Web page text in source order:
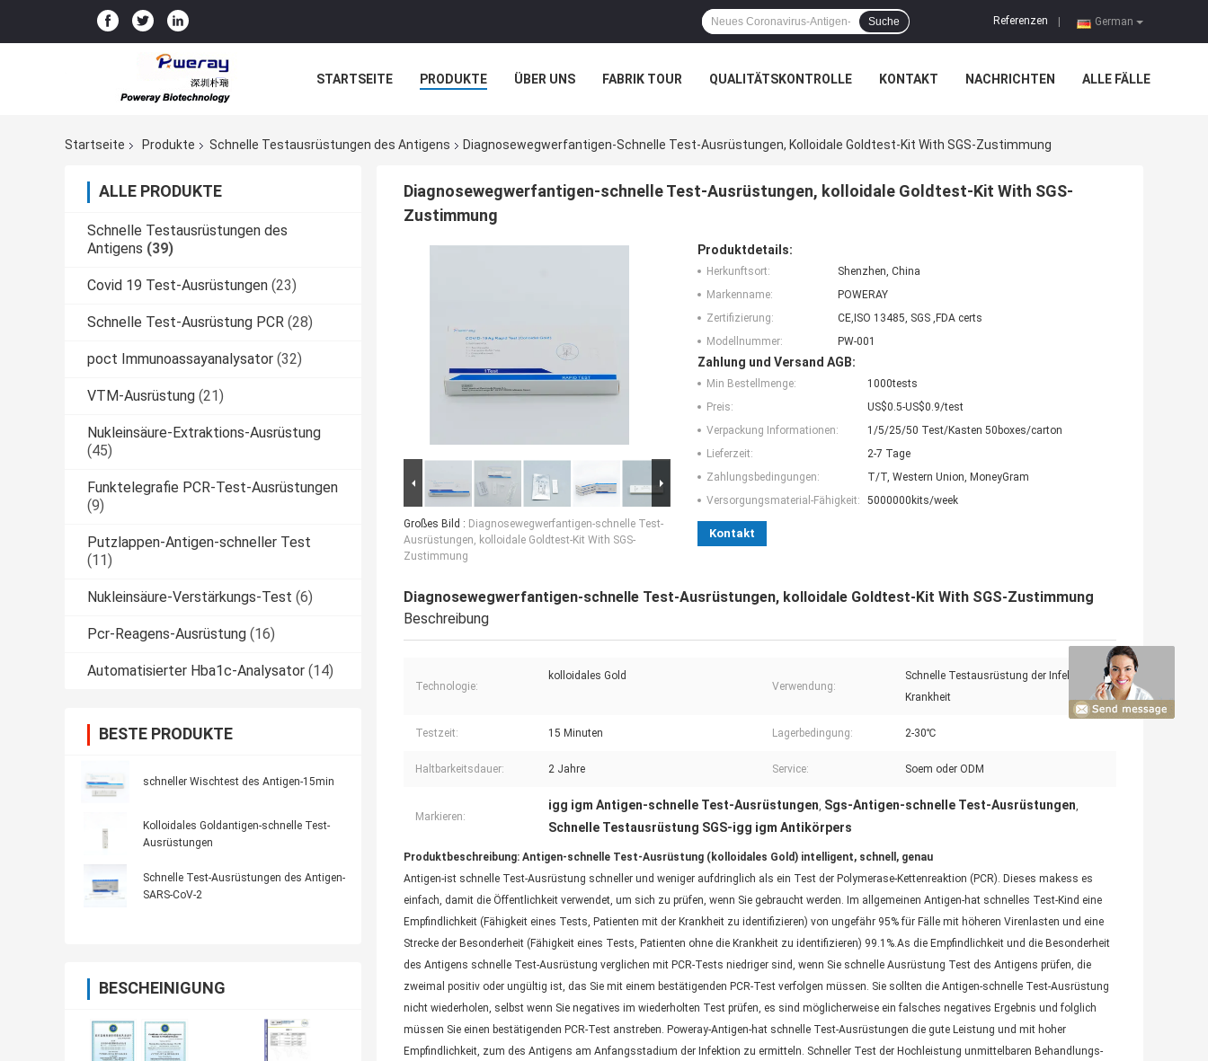
German
Referenzen
Suche
STARTSEITE PRODUKTE ÜBER UNS FABRIK TOUR QUALITÄTSKONTROLLE KONTAKT NACHRICHTEN ALLE FÄLLE
Startseite Produkte Schnelle Testausrüstungen des Antigens Diagnosewegwerfantigen-Schnelle Test-Ausrüstungen, Kolloidale Goldtest-Kit With SGS-Zustimmung
ALLE PRODUKTE
Schnelle Testausrüstungen des
Antigens (39)
Covid 19 Test-Ausrüstungen (23)
Schnelle Test-Ausrüstung PCR (28)
poct Immunoassayanalysator (32)
VTM-Ausrüstung (21)
Nukleinsäure-Extraktions-Ausrüstung
(45)
Funktelegrafie PCR-Test-Ausrüstungen
(9)
Putzlappen-Antigen-schneller Test
(11)
Nukleinsäure-Verstärkungs-Test (6)
Pcr-Reagens-Ausrüstung (16)
Automatisierter Hba1c-Analysator (14)
BESTE PRODUKTE
schneller Wischtest des Antigen-15min
Kolloidales Goldantigen-schnelle Test-
Ausrüstungen
Schnelle Test-Ausrüstungen des Antigen-
SARS-CoV-2
BESCHEINIGUNG
Diagnosewegwerfantigen-schnelle Test-Ausrüstungen, kolloidale Goldtest-Kit With SGS-
Zustimmung
Großes Bild : Diagnosewegwerfantigen-schnelle Test-
Ausrüstungen, kolloidale Goldtest-Kit With SGS-
Zustimmung
Produktdetails:
Herkunftsort:
Shenzhen, China
Markenname:
POWERAY
Zertifizierung:
CE,ISO 13485, SGS ,FDA certs
Modellnummer:
PW-001
Zahlung und Versand AGB:
Min Bestellmenge:
1000tests
Preis:
US$0.5-US$0.9/test
Verpackung Informationen:
1/5/25/50 Test/Kasten 50boxes/carton
Lieferzeit:
2-7 Tage
Zahlungsbedingungen:
T/T, Western Union, MoneyGram
Versorgungsmaterial-Fähigkeit:
5000000kits/week
Kontakt
Diagnosewegwerfantigen-schnelle Test-Ausrüstungen, kolloidale Goldtest-Kit With SGS-Zustimmung
Beschreibung
Technologie:
kolloidales Gold
Verwendung:
Schnelle Testausrüstung der Infektions-
Krankheit
Testzeit: 15 Minuten Lagerbedingung: 2-30℃
Haltbarkeitsdauer: 2 Jahre Service: Soem oder ODM
Markieren:
igg igm Antigen-schnelle Test-Ausrüstungen, Sgs-Antigen-schnelle Test-Ausrüstungen,
Schnelle Testausrüstung SGS-igg igm Antikörpers
Produktbeschreibung: Antigen-schnelle Test-Ausrüstung (kolloidales Gold) intelligent, schnell, genau
Antigen-ist schnelle Test-Ausrüstung schneller und weniger aufdringlich als ein Test der Polymerase-Kettenreaktion (PCR). Dieses makess es
einfach, damit die Öffentlichkeit verwendet, um sich zu prüfen, wenn Sie gebraucht werden. Im allgemeinen Antigen-hat schnelles Test-Kind eine
Empfindlichkeit (Fähigkeit eines Tests, Patienten mit der Krankheit zu identifizieren) von ungefähr 95% für Fälle mit höheren Virenlasten und eine
Strecke der Besonderheit (Fähigkeit eines Tests, Patienten ohne die Krankheit zu identifizieren) 99.1%.As die Empfindlichkeit und die Besonderheit
des Antigens schnelle Test-Ausrüstung verglichen mit PCR-Tests niedriger sind, wenn Sie schnelle Ausrüstung Test des Antigens prüfen, die
zweimal positiv oder ungültig ist, das Sie mit einem bestätigenden PCR-Test verfolgen müssen. Sie sollten die Antigen-schnelle Test-Ausrüstung
nicht wiederholen, selbst wenn Sie negatives im wiederholten Test prüfen, es sind möglicherweise ein falsches negatives Ergebnis und folglich
müssen Sie einen bestätigenden PCR-Test anstreben. Poweray-Antigen-hat schnelle Test-Ausrüstungen die gute Leistung und mit hoher
Empfindlichkeit, zum des Antigens am Anfangsstadium der Infektion zu ermitteln. Schneller Test der Hochleistung unmittelbaren Behandlungs-